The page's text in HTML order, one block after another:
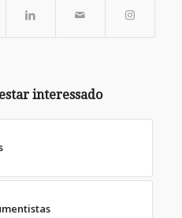
interessado